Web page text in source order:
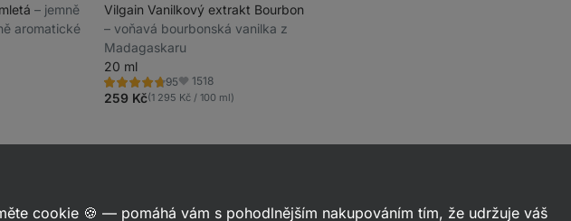
⁠–⁠ jemně
aromatické
Vilgain Vanilkový extrakt Bourbon
⁠–⁠ voňavá bourbonská vanilka z
Madagaskaru
20 ml
95
Hodnocení
4.7/5,
95
Oblíbené
1518
259 Kč(1 295 Kč / 100 ml)
zajímat
cookie 🍪 — pomáhá vám s pohodlnějším nakupováním tím, že udržuje váš